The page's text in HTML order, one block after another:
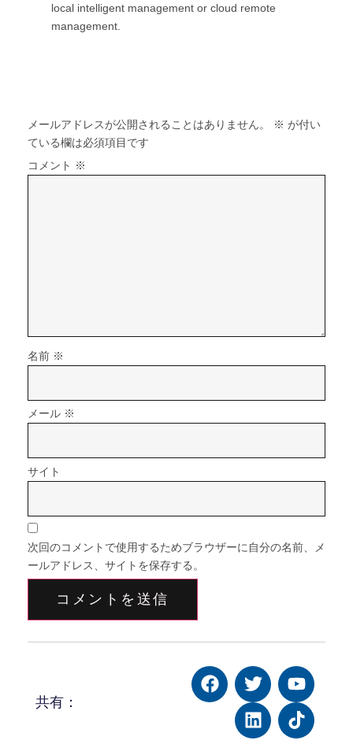
local intelligent management or cloud remote
management.
メールアドレスが公開されることはありません。 ※ が付い
ている欄は必須項目です
コメント ※
名前 ※
メール ※
サイト
次回のコメントで使用するためブラウザーに自分の名前、メ
ールアドレス、サイトを保存する。
共有：